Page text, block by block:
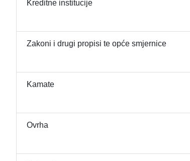
Kreditne institucije
Zakoni i drugi propisi te opće smjernice
Kamate
Ovrha